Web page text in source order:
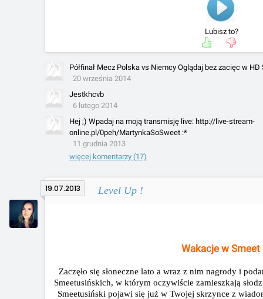
Lubisz to?
Półfinał Mecz Polska vs Niemcy Oglądaj bez zacięc w
20 września 2014
Jestkhcvb
6 lutego 2014
Hej ;) Wpadaj na moją transmisję live: http://live-stream-
online.pl/0peh/MartynkaSoSweet :*
11 grudnia 2013
więcej komentarzy (17)
19.07.2013 Level Up !
Wakacje w Smeet
Zaczęło się słoneczne lato a wraz z nim nagrody i
Smeetusińskich, w którym oczywiście zamieszkają
Smeetusiński pojawi się już w Twojej skrzynce z